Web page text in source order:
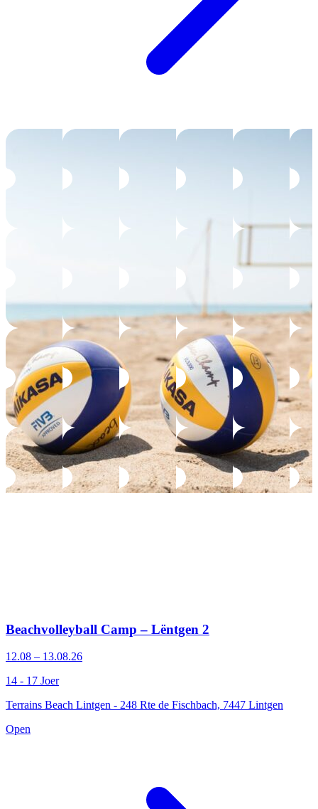
Beachvolleyball Camp – Lëntgen 2
12.08 – 13.08.26
14 - 17 Joer
Terrains Beach Lintgen - 248 Rte de Fischbach, 7447 Lintgen
Open